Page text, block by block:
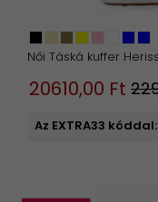
Női Táská kuffer
20610,00 Ft
Az EXTRA33 kóddal: